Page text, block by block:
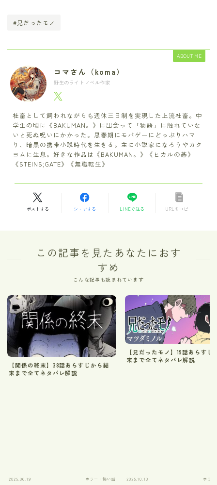
#兄だったモノ
ABOUT ME
コマさん（koma）
野生のライトノベル作家
社畜として飼われながらも週休三日制を実現した上流社畜。中
学生の頃に《BAKUMAN。》に出会って「物語」に触れていな
いと死ぬ呪いにかかった。思春期にモバゲーにどっぷりハマ
り、暗黒の携帯小説時代を生きる。主に小説家になろうやカク
ヨムに生息。好きな作品は《BAKUMAN。》《ヒカルの碁》
《STEINS;GATE》《無職転生》
ポストする シェアする LINEで送る URLをコピー
この記事を見たあなたにおす
すめ
こんな記事も読まれています
【関係の終末】38話あらすじから結
末まで全てネタバレ解説
2025.06.19 ホラー・怖い話
【兄だったモノ】19話あらすじ
末まで全てネタバレ解説
2025.10.10 ホラ